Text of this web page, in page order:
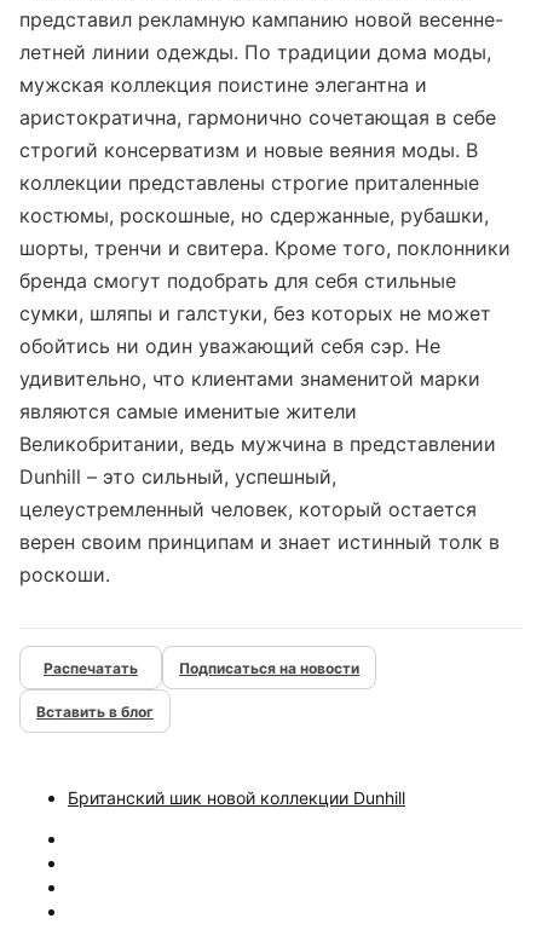
представил рекламную кампанию новой весенне-
летней линии одежды. По традиции дома моды,
мужская коллекция поистине элегантна и
аристократична, гармонично сочетающая в себе
строгий консерватизм и новые веяния моды. В
коллекции представлены строгие приталенные
костюмы, роскошные, но сдержанные, рубашки,
шорты, тренчи и свитера. Кроме того, поклонники
бренда смогут подобрать для себя стильные
сумки, шляпы и галстуки, без которых не может
обойтись ни один уважающий себя сэр. Не
удивительно, что клиентами знаменитой марки
являются самые именитые жители
Великобритании, ведь мужчина в представлении
Dunhill – это сильный, успешный,
целеустремленный человек, который остается
верен своим принципам и знает истинный толк в
роскоши.
Подписаться на новости
Вставить в блог
Британский шик новой коллекции Dunhill